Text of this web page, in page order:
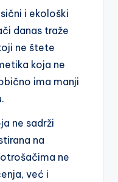
i ekološki
danas traže
ne štete
koja ne
ima manji
ne sadrži
na
ne
već i